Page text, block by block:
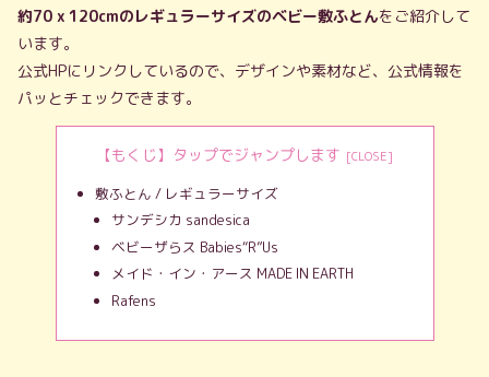
約70 x 120cmのレギュラーサイズのベビー敷ふとんをご紹介して
います。
公式HPにリンクしているので、デザインや素材など、公式情報を
パッとチェックできます。
【もくじ】タップでジャンプします
敷ふとん / レギュラーサイズ
サンデシカ sandesica
ベビーザらス Babies“R”Us
メイド・イン・アース MADE IN EARTH
Rafens